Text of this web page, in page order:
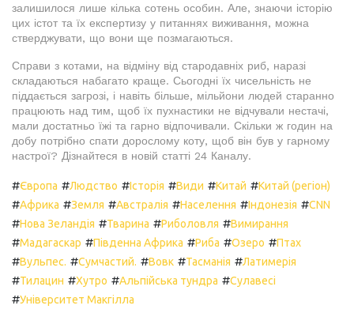
залишилося лише кілька сотень особин. Але, знаючи історію
цих істот та їх експертизу у питаннях виживання, можна
стверджувати, що вони ще позмагаються.
Справи з котами, на відміну від стародавніх риб, наразі
складаються набагато краще. Сьогодні їх чисельність не
піддається загрозі, і навіть більше, мільйони людей старанно
працюють над тим, щоб їх пухнастики не відчували нестачі,
мали достатньо їжі та гарно відпочивали. Скільки ж годин на
добу потрібно спати дорослому коту, щоб він був у гарному
настрої? Дізнайтеся в новій статті 24 Каналу.
#Європа #Людство #Історія #Види #Китай #Китай (регіон)
#Африка #Земля #Австралія #Населення #Індонезія #CNN
#Нова Зеландія #Тварина #Риболовля #Вимирання
#Мадагаскар #Південна Африка #Риба #Озеро #Птах
#Вульпес. #Сумчастий. #Вовк #Тасманія #Латимерія
#Тилацин #Хутро #Альпійська тундра #Сулавесі
#Університет Макгілла